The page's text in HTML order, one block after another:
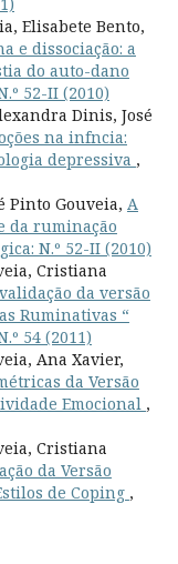
Elisabete Bento,
e dissociação: a
do auto-dano
52-II (2010)
Dinis, José
na infncia:
depressiva ,
Pinto Gouveia, A
da ruminação
N.º 52-II (2010)
Cristiana
da versão
Ruminativas “
54 (2011)
Ana Xavier,
da Versão
Emocional ,
Cristiana
da Versão
de Coping ,